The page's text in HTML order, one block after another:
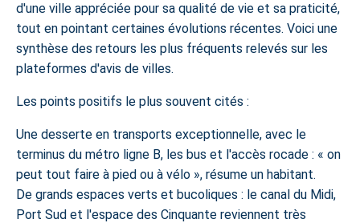
d'une ville appréciée pour sa qualité de vie et sa praticité,
tout en pointant certaines évolutions récentes. Voici une
synthèse des retours les plus fréquents relevés sur les
plateformes d'avis de villes.
Les points positifs le plus souvent cités :
Une desserte en transports exceptionnelle, avec le
terminus du métro ligne B, les bus et l'accès rocade : « on
peut tout faire à pied ou à vélo », résume un habitant.
De grands espaces verts et bucoliques : le canal du Midi,
Port Sud et l'espace des Cinquante reviennent très